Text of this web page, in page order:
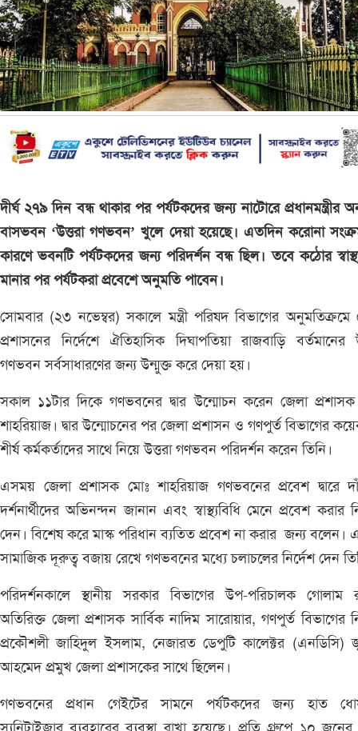
দীর্ঘ ২৭৯ দিন বন্ধ থাকার পর পর্যটকদের জন্য নাটোরে প্রধানমন্ত্রীর
বাসভবন ‘উত্তরা গণভবন’ খুলে দেয়া হয়েছে। এতদিন করোনা
কারণে ভবনটি পর্যটকদের জন্য পরিদর্শন বন্ধ ছিল। তবে কঠোর
মানার পর পর্যটকরা প্রবেশে অনুমতি পাবেন।
সোমবার (২৩ নভেম্বর) সকালে মন্ত্রী পরিষদ বিভাগের অনুমতিক্রমে
প্রশাসনের নির্দেশে ঐতিহাসিক দিঘাপতিয়া রাজবাড়ি বর্তমানের
গণভবন সর্বসাধারণের জন্য উন্মুক্ত করে দেয়া হয়।
সকাল ১১টার দিকে গণভবনের দ্বার উন্মোচন করেন জেলা
শাহরিয়াজ। দ্বার উন্মোচনের পর জেলা প্রশাসন ও গণপুর্ত বিভাগের
শীর্ষ কর্মকর্তাদের সাথে নিয়ে উত্তরা গণভবন পরিদর্শন করেন তিনি।
এসময় জেলা প্রশাসক মোঃ শাহরিয়াজ গণভবনের প্রবেশ দ্বারে
দর্শনার্থীদের অভিনন্দন জানান এবং স্বাস্থ্যবিধি মেনে প্রবেশ করার
দেন। বিশেষ করে মাস্ক পরিধান ব্যতিত প্রবেশ না করার জন্য বলেন।
সামাজিক দূরুত্ব বজায় রেখে গণভবনের মধ্যে চলাচলের নির্দেশ দেন
পরিদর্শনকালে স্থানীয় সরকার বিভাগের উপ-পরিচালক গোলাম
অতিরিক্ত জেলা প্রশাসক সার্বিক নাদিম সারোয়ার, গণপুর্ত বিভাগের
প্রকৌশলী জাহিদুল ইসলাম, নেজারত ডেপুটি কালেক্টর (এনডিসি)
আহমেদ প্রমুখ জেলা প্রশাসকের সাথে ছিলেন।
গণভবনের প্রধান গেইটের সামনে পর্যটকদের জন্য হাত